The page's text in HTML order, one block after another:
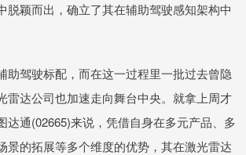
脱颖而出，确立了其在辅助驾驶感知架构中
助驾驶标配，而在这一过程里一批过去曾隐
雷达公司也加速走向舞台中央。就拿上周才
达通(02665)来说，凭借自身在多元产品、多
景的拓展等多个维度的优势，其在激光雷达